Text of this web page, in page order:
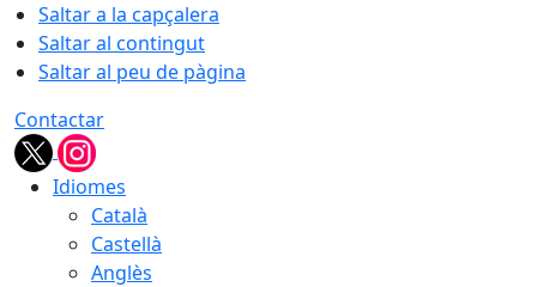
Saltar a la capçalera
Saltar al contingut
Saltar al peu de pàgina
Contactar
Idiomes
Català
Castellà
Anglès